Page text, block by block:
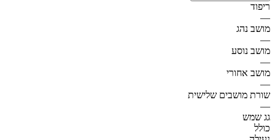
ריפוד
—
מושב נהג
—
מושב נוסע
—
מושב אחורי
—
שורת מושבים שלישית
—
גג שמש
כולל